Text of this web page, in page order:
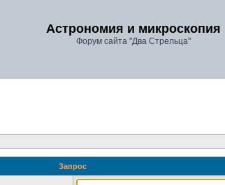
Астрономия и микроскопия
Форум сайта "Два Стрельца"
Запрос